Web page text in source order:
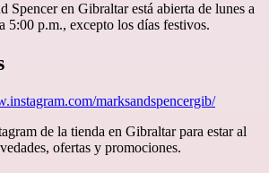
Spencer en Gibraltar está abierta de lunes a
5:00 p.m., excepto los días festivos.
marksandspencergib/
de la tienda en Gibraltar para estar al
ofertas y promociones.